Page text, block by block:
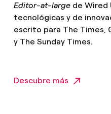
Editor-at-largede Wired
tecnológicas y de
escrito para The Times,
y The Sunday Times.
Descubre más